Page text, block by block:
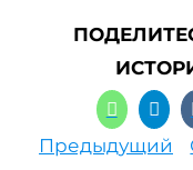
Предыдущий